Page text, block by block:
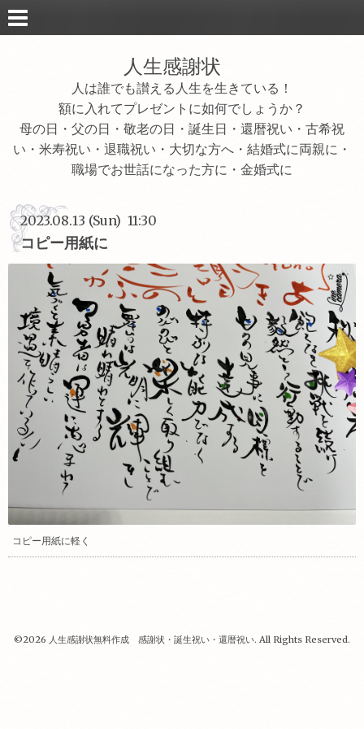
人生感謝状
人は誰でも讃える人生を生きている！
額に入れてプレゼントに如何でしょうか？
母の日・父の日・敬老の日・誕生日・還暦祝い・古希祝
い・米寿祝い・退職祝い・大切な方へ・結婚式に両親に・
職場でお世話になった方に・金婚式に
2023.08.13 (Sun) 11:30
コピー用紙に
コピー用紙に軽く
©2026 人生感謝状無料作成 感謝状・誕生祝い・還暦祝い. All Rights Reserved.